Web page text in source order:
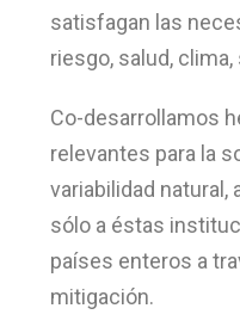
servicios
a
medida
satisfagan las
riesgo, salud,
Co-desarrollamos
relevantes para la
variabilidad
sólo a éstas
países enteros a
mitigación.